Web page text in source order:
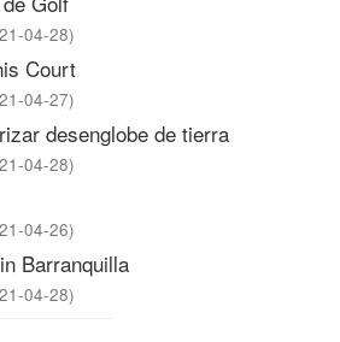
04-28)
Court
04-27)
desenglobe de tierra
04-28)
04-26)
Barranquilla
04-28)